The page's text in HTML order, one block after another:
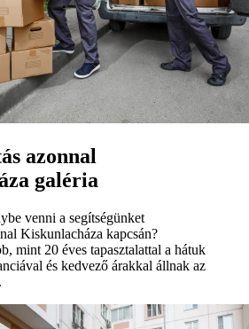
azonnal
galéria
venni a segítségünket
Kiskunlacháza kapcsán?
mint 20 éves tapasztalattal a hátuk
és kedvező árakkal állnak az